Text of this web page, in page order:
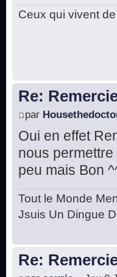
Ceux qui vivent
Re:
par
Oui en effet
nous
peu mais Bon
Tout le Monde
Jsuis Un Dingue
Re: